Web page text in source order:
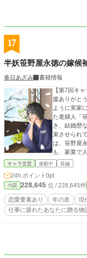
17
半妖笹野屋永徳の嫁候
春日あざみ
書籍情報
【第7回キ
援ありがとうございまし
ように実家
た老婦人「
き、結婚歴
束させられてしまう。 約束の日、
は、笹野屋
も、家業で
スカウトす
「あやかし瓦版オ
うのに、「
したちに囲
子は働く喜
キャラ文芸 連載中 長編
24h.ポイント 0pt
小説 228,645 位 / 228,645件
恋愛要素あり 年の差 現
仕事に疲れたあなたに贈る物